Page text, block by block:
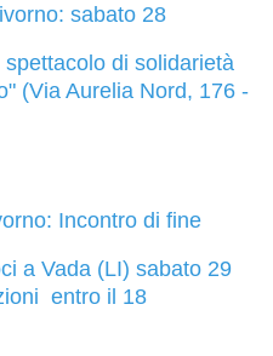
sabato 28
di solidarietà
(Via Aurelia Nord, 176 -
Incontro di fine
a Vada (LI) sabato 29
entro il 18